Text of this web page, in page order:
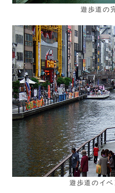
遊歩道の
遊歩道のイ